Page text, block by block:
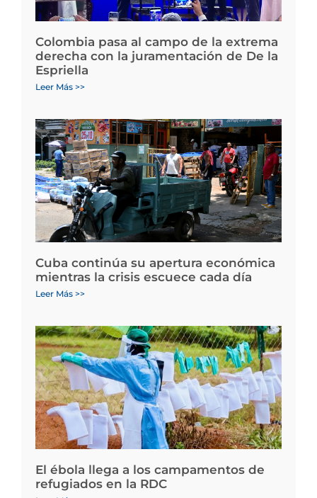
Colombia pasa al campo de la extrema
derecha con la juramentación de De la
Espriella
Leer Más >>
Cuba continúa su apertura económica
mientras la crisis escuece cada día
Leer Más >>
El ébola llega a los campamentos de
refugiados en la RDC